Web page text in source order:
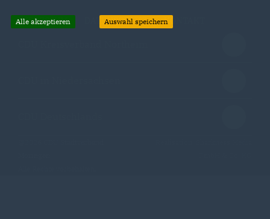
IMPRESSUM DATENSCHUTZ KONTAKT
Alle akzeptieren Auswahl speichern